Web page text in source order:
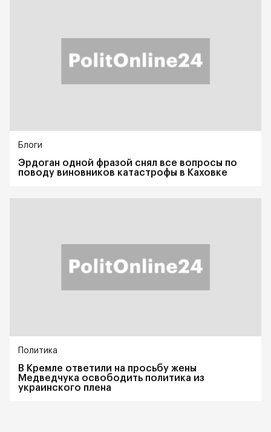
Блоги
Эрдоган одной фразой снял все вопросы по
поводу виновников катастрофы в Каховке
Политика
В Кремле ответили на просьбу жены
Медведчука освободить политика из
украинского плена